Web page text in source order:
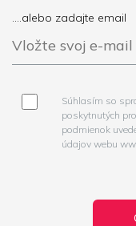
....alebo zadajte email
Súhlasím so
poskytnutých
podmienok
údajov webu